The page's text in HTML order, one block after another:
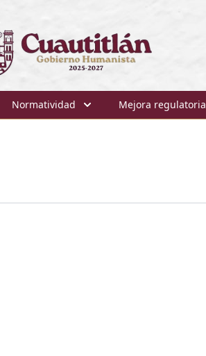
Normatividad Mejora regulatoria